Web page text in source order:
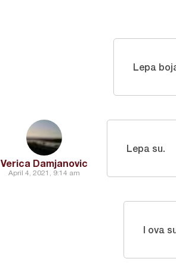
Lepa
Verica Damjanovic
April 4, 2021, 9:14 am
Lepa su.
I ova